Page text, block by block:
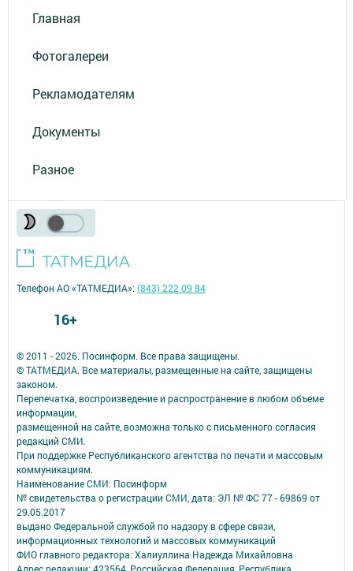
Главная
Фотогалереи
Рекламодателям
Документы
Разное
© 2011 - 2026. Посинформ. Все права защищены.
© ТАТМЕДИА. Все материалы, размещенные на сайте, защищены
законом.
Перепечатка, воспроизведение и распространение в любом объеме
информации,
размещенной на сайте, возможна только с письменного согласия
редакций СМИ.
При поддержке Республиканского агентства по печати и массовым
коммуникациям.
Наименование СМИ: Посинформ
№ свидетельства о регистрации СМИ, дата: ЭЛ № ФС 77 - 69869 от
29.05.2017
выдано Федеральной службой по надзору в сфере связи,
информационных технологий и массовых коммуникаций
ФИО главного редактора: Халиуллина Надежда Михайловна
Адрес редакции: 423564, Российская Федерация, Республика
Телефон АО «ТАТМЕДИА»:(843) 222 09 84
16+